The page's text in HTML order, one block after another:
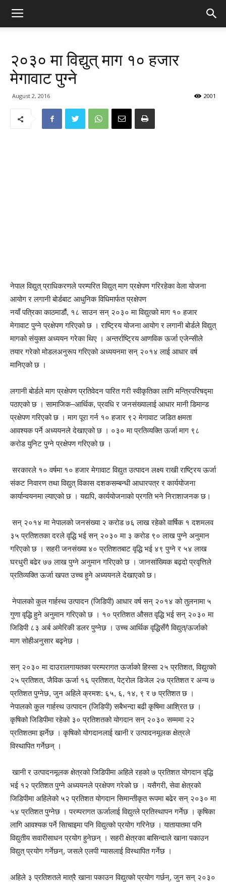
२०३० मा विद्युत् माग १० हजार
मेगावाट पुग्ने
August 2, 2016 2001
नेपाल विद्युत् प्राधिकरणले परम्परित विद्युत् माग प्रक्षेपण गरिरहेका वेला योजना
आयोग र लगानी बोर्डबाट आधुनिक विधिमार्फत प्रक्षेपण
नयाँ पत्रिका काठमाडौं, १८ साउन सन् २०३० मा विद्युत्को माग १० हजार
मेगावाट पुग्ने प्रक्षेपण गरिएको छ । राष्ट्रिय योजना आयोग र लगानी बोर्डले विद्युत्
मागको संयुक्त अध्ययन गरेका थिए । अन्तर्राष्ट्रिय आणविक ऊर्जा एजेन्सीले
तयार गरेको मोडलअनुरूप गरिएको अध्ययनमा सन् २०१४ लाई आधार वर्ष
मानिएको छ ।
लगानी बोर्डले माग प्रक्षेपण प्रतिवेदन पारित गरी स्वीकृतिका लागि मन्त्रिपरिषद्मा
पठाएको छ । सामाजिक–आर्थिक, प्रवधि र जनसंख्यालाई आधार मानी डिमान्ड
प्रक्षेपण गरिएको छ । माग पूरा गर्न १० हजार ९२ मेगावाट जडित क्षमता
आवश्यक पर्ने अध्ययनले देखाएको छ । ०३० मा प्रतिव्यक्ति ऊर्जा माग ९८
करोड युनिट पुग्ने प्रक्षेपण गरिएको छ ।
सरकारले १० वर्षमा १० हजार मेगावाट विद्युत उत्पादन लक्ष्य राखी राष्ट्रिय ऊर्जा
संकट निवारण तथा विद्युत् विकास दशकसम्बन्धी आधारपत्र र कार्ययोजना
कार्यान्वयनमा ल्याएको छ । यद्यपि, कार्ययोजनाको प्रगति भने निराशाजनक छ।
सन् २०१४ मा नेपालको जनसंख्या २ करोड ७६ लाख रहेको वार्षिक १ दशमलव
३५ प्रतिशतका दरले वृद्धि भई सन् २०३० मा ३ करोड ९० लाख पुग्ने अनुमान
गरिएको छ । सहरी जनसंख्या ४० प्रतिशतबाट वृद्धि भई ४९ पुग्ने र ५४ लाख
घरधुरी बढेर ७७ लाख पुग्ने अनुमान गरिएको छ । जानसांख्यिक बढ्दो प्रवृत्तिले
प्रतिव्यक्ति ऊर्जा खपत उच्च हुने अध्ययनले देखाएको छ।
नेपालको कुल गार्हस्थ उत्पादन (जिडिपी) आधार वर्ष सन् २०१४ को तुलनामा ५
गुणा वृद्धि हुने अनुमान गरिएको छ । १० प्रतिशत औसत वृद्धि भई सन् २०३० मा
जिडिपी ८३ अर्ब अमेरिकी डलर पुग्नेछ । उच्च आर्थिक वृद्धिसँगै विद्युत्/ऊर्जाको
माग सोहीअनुसार बढ्नेछ ।
सन् २०३० मा दाउरालगायतका परम्परागत ऊर्जाको हिस्सा २५ प्रतिशत, विद्युत्को
२५ प्रतिशत, जैविक ऊर्जा १६ प्रतिशत, पेट्रोल डिजेल २७ प्रतिशत र अन्य ७
प्रतिशत पुग्नेछ, जुन अहिले क्रमश: ६५, ६, १४, ९ र ७ प्रतिशत छ ।
नेपालको कुल गार्हस्थ उत्पादन (जिडिपी) सबैभन्दा बढी कृषिमा आश्रित छ ।
कृषिको जिडिपीमा रहेको ३० प्रतिशतको योगदान सन् २०३० सम्ममा २२
प्रतिशतमा झर्नेछ । कृषिको योगदानलाई खानी र उत्पादनमूलक क्षेत्रले
विस्थापित गर्नेछन् ।
खानी र उत्पादनमूलक क्षेत्रको जिडिपीमा अहिले रहको ७ प्रतिशत योगदान वृद्धि
भई १२ प्रतिशत पुग्ने अध्ययनले प्रक्षेपण गरेको छ । यसैगरी, सेवा क्षेत्रको
जिडिपीमा अहिलेको ५२ प्रतिशत योगदान सिमान्तीकृत रूपमा बढेर सन् २०३० मा
५४ प्रतिशत पुग्नेछ । परम्परागत ऊर्जालाई विद्युत्ले प्रतिस्थापन गर्नेछ । कृषिका
लागि आवश्यक पर्ने सिाचाइमा पनि विद्युत्को प्रयोग गरिनेछ । यातायातमा पनि
विद्युतीय सवारीसाधन प्रयोग हुनेछन् । सहरी क्षेत्रका बासिन्दाले खाना पकाउन
विद्युत् प्रयोग गर्नेछन्, जसले एलपी ग्यासलाई विस्थापित गर्नेछ ।
अहिले ३ प्रतिशतले मात्रै खाना पकाउन विद्युत्को प्रयोग गर्छन्, जुन सन् २०३०